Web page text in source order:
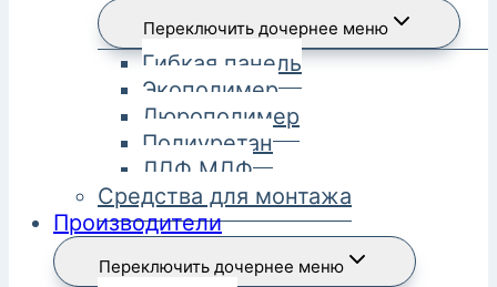
Переключить дочернее меню
Гибкая панель
Экополимер
Дюрополимер
Полиуретан
ЛДФ МДФ
Средства для монтажа
Производители
Переключить дочернее меню